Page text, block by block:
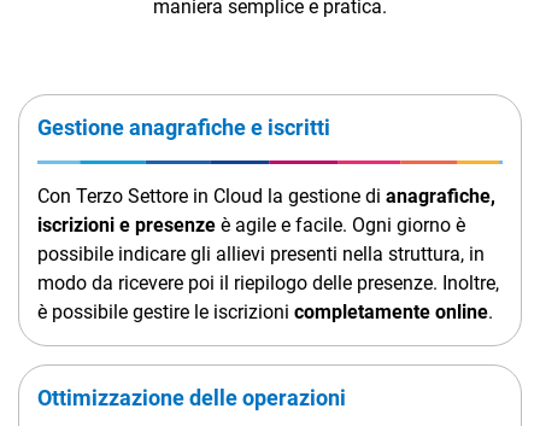
TeamSystem Store
maniera semplice e pratica.
Gestione anagrafiche e iscritti
Con Terzo Settore in Cloud la gestione di anagrafiche,
iscrizioni e presenze è agile e facile. Ogni giorno è
possibile indicare gli allievi presenti nella struttura, in
modo da ricevere poi il riepilogo delle presenze. Inoltre,
è possibile gestire le iscrizioni completamente online.
Ottimizzazione delle operazioni